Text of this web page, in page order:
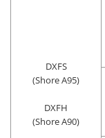
DXFS
(Shore A95)
DXFH
(Shore A90)